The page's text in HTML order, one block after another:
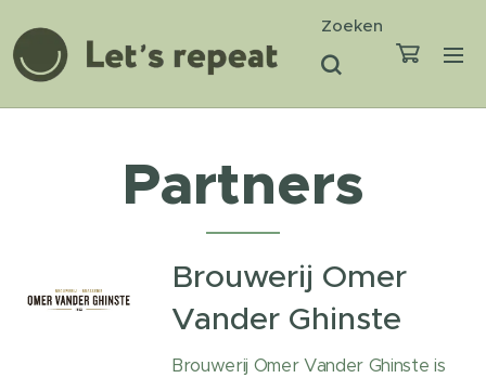
Zoeken
Partners
Brouwerij Omer
Vander Ghinste
Brouwerij Omer Vander Ghinste is